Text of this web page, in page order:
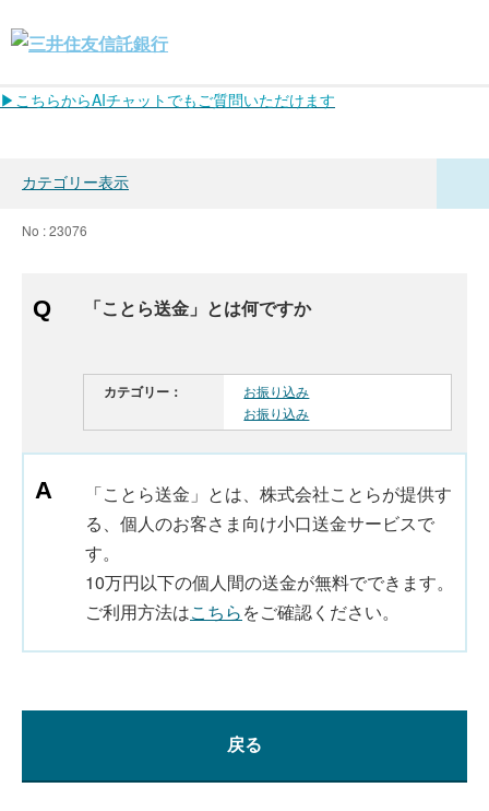
▶こちらからAIチャットでもご質問いただけます
カテゴリー表示
No : 23076
「ことら送金」とは何ですか
カテゴリー：
お振り込み
お振り込み
「ことら送金」とは、株式会社ことらが提供す
る、個人のお客さま向け小口送金サービスで
す。
10万円以下の個人間の送金が無料でできます。
ご利用方法はこちらをご確認ください。
戻る